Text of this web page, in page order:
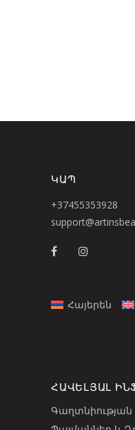
ԿԱՊ
+37455353928
Հայերեն
ՀԱՎԵԼՅԱԼ